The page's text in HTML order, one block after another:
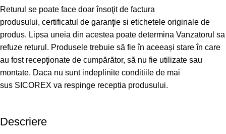
Returul se poate face doar însoţit de factura
produsului, certificatul de garanţie si etichetele originale de
produs. Lipsa uneia din acestea poate determina Vanzatorul sa
refuze returul. Produsele trebuie să fie în aceeași stare în care
au fost recepţionate de cumpărător, să nu fie utilizate sau
montate. Daca nu sunt indeplinite conditiile de mai
sus SICOREX va respinge receptia produsului.
Descriere